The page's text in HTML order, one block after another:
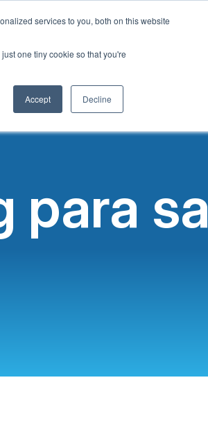
services to you, both on this website
one tiny cookie so that you're
Accept Decline
aampon ng Paaralan Epekto sa Lipunan
para sa
Cantonese
Italian